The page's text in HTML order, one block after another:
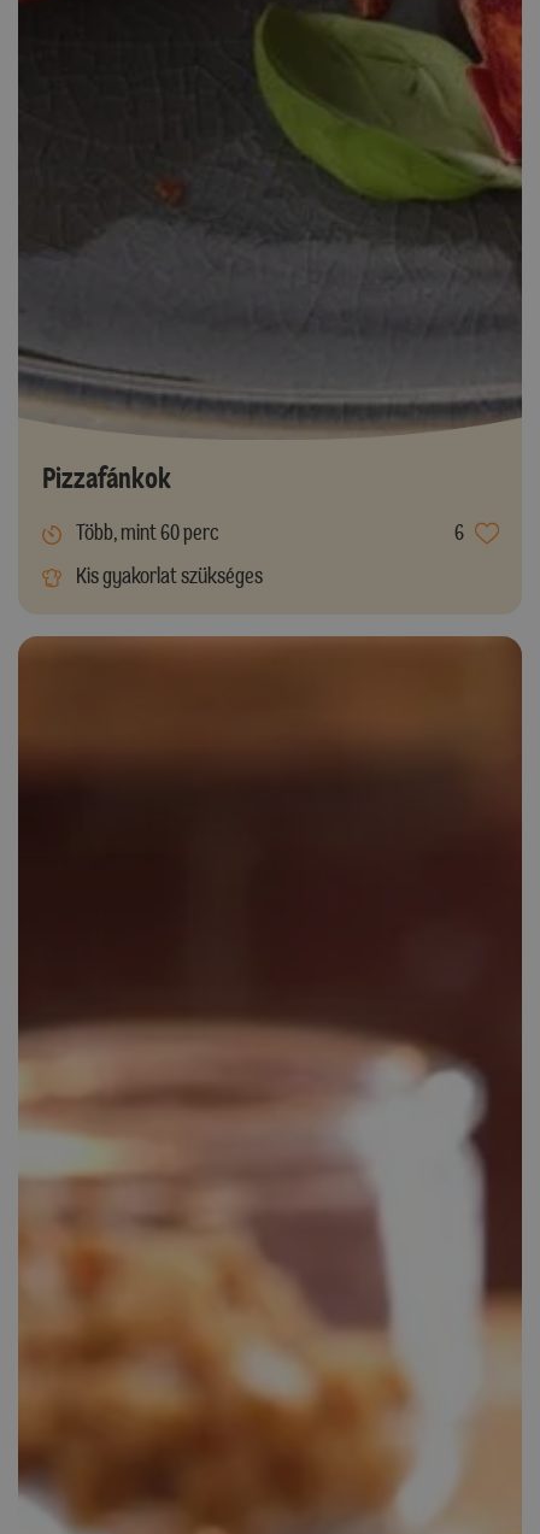
Pizzafánkok
Több, mint 60 perc
6
Kis gyakorlat szükséges